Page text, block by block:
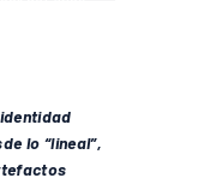
lo “lineal”,